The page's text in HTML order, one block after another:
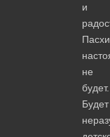
и
Пасхи
не
будет.
Будет